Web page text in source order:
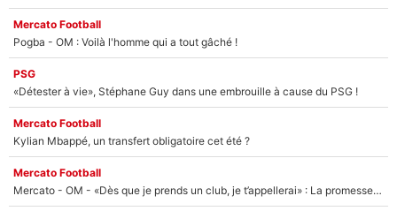
Mercato Football
Pogba - OM : Voilà l'homme qui a tout gâché !
PSG
«Détester à vie», Stéphane Guy dans une embrouille à cause du PSG !
Mercato Football
Kylian Mbappé, un transfert obligatoire cet été ?
Mercato Football
Mercato - OM - «Dès que je prends un club, je t’appellerai» : La promesse de Marcelino au moment de claquer la porte